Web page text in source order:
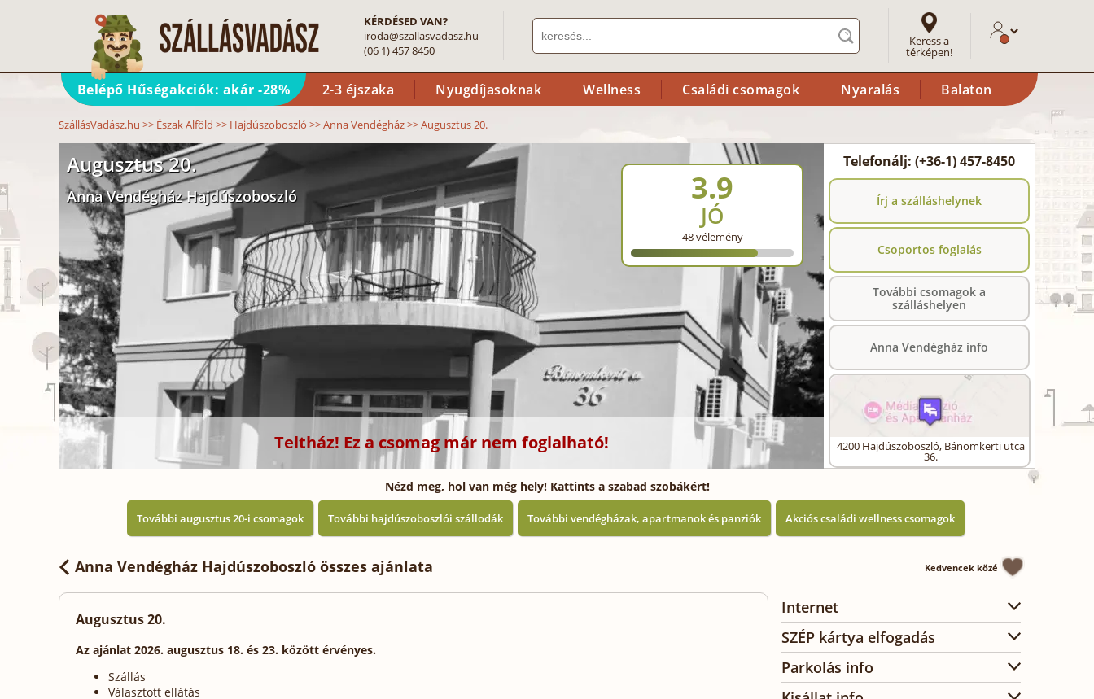
KÉRDÉSED VAN?
iroda@szallasvadasz.hu
(06 1) 457 8450
Keress a
térképen!
Belépő Hűségakciók: akár -28% 2-3 éjszaka Nyugdíjasoknak Wellness Családi csomagok Nyaralás Balaton
SzállásVadász.hu >> Észak Alföld >> Hajdúszoboszló >>Anna Vendégház>>Augusztus 20.
Augusztus 20.
Anna Vendégház Hajdúszoboszló
Teltház! Ez a csomag már nem foglalható!
3.9
JÓ
48vélemény
Telefonálj: (+36-1) 457-8450
Írj a szálláshelynek
Csoportos foglalás
További csomagok a
szálláshelyen
Anna Vendégház info
4200 Hajdúszoboszló, Bánomkerti utca
36.
Nézd meg, hol van még hely! Kattints a szabad szobákért!
További augusztus 20-i csomagok További hajdúszoboszlói szállodák További vendégházak, apartmanok és panziók Akciós családi wellness csomagok
Anna Vendégház Hajdúszoboszló összes ajánlata Kedvencek közé
Augusztus 20.
Az ajánlat 2026. augusztus 18. és 23. között érvényes.
Szállás
Választott ellátás
Internet
SZÉP kártya elfogadás
Parkolás info